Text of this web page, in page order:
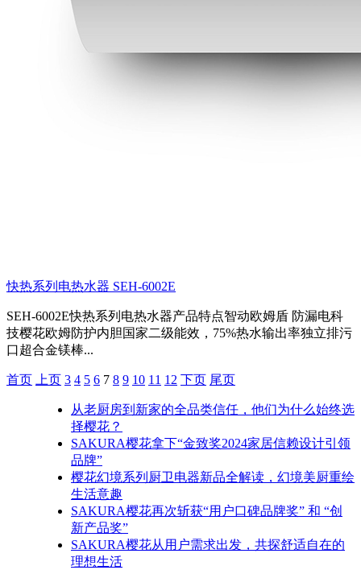
快热系列电热水器 SEH-6002E
SEH-6002E快热系列电热水器产品特点智动欧姆盾 防漏电科
技樱花欧姆防护内胆国家二级能效，75%热水输出率独立排污
口超合金镁棒...
首页 上页 3 4 5 6 7 8 9 10 11 12 下页 尾页
从老厨房到新家的全品类信任，他们为什么始终选
择樱花？
SAKURA樱花拿下“金致奖2024家居信赖设计引领
品牌”
樱花幻境系列厨卫电器新品全解读，幻境美厨重绘
生活意趣
SAKURA樱花再次斩获“用户口碑品牌奖” 和 “创
新产品奖”
SAKURA樱花从用户需求出发，共探舒适自在的
理想生活